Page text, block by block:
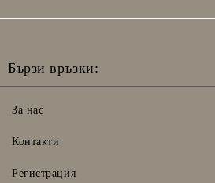
Бързи връзки:
За нас
Контакти
Регистрация